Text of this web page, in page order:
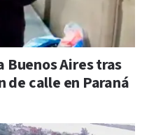
Buenos Aires tras
de calle en Paraná